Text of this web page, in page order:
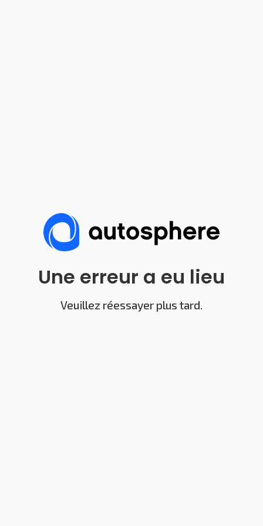
Une erreur a eu lieu
Veuillez réessayer plus tard.